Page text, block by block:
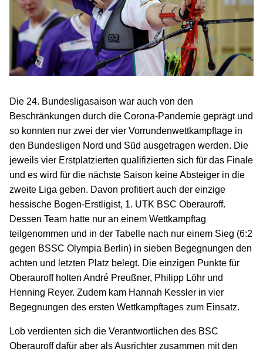
Die 24. Bundesligasaison war auch von den
Beschränkungen durch die Corona-Pandemie geprägt und
so konnten nur zwei der vier Vorrundenwettkampftage in
den Bundesligen Nord und Süd ausgetragen werden. Die
jeweils vier Erstplatzierten qualifizierten sich für das Finale
und es wird für die nächste Saison keine Absteiger in die
zweite Liga geben. Davon profitiert auch der einzige
hessische Bogen-Erstligist, 1. UTK BSC Oberauroff.
Dessen Team hatte nur an einem Wettkampftag
teilgenommen und in der Tabelle nach nur einem Sieg (6:2
gegen BSSC Olympia Berlin) in sieben Begegnungen den
achten und letzten Platz belegt. Die einzigen Punkte für
Oberauroff holten André Preußner, Philipp Löhr und
Henning Reyer. Zudem kam Hannah Kessler in vier
Begegnungen des ersten Wettkampftages zum Einsatz.
Lob verdienten sich die Verantwortlichen des BSC
Oberauroff dafür aber als Ausrichter zusammen mit den